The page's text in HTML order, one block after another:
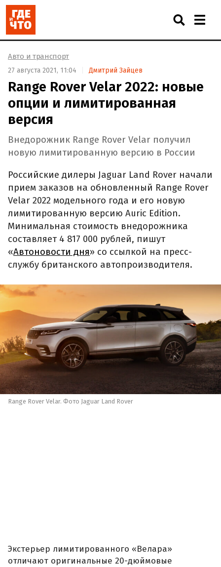
Авто и транспорт
27 августа 2021, 11:04 Дмитрий Зайцев
Range Rover Velar 2022: новые
опции и лимитированная
версия
Внедорожник Range Rover Velar получил
новую лимитированную версию в России
Российские дилеры Jaguar Land Rover начали
прием заказов на обновленный Range Rover
Velar 2022 модельного года и его новую
лимитированную версию Auric Edition.
Минимальная стоимость внедорожника
составляет 4 817 000 рублей, пишут
«Автоновости дня» со ссылкой на пресс-
службу британского автопроизводителя.
Range Rover Velar. Фото Jaguar Land Rover
Экстерьер лимитированного «Велара»
отличают оригинальные 20-дюймовые